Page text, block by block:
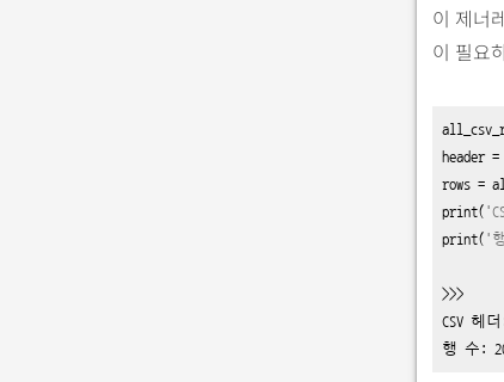
이 제너
이 필요
header =
rows =
print(
print( '
>>>
CSV
행 수: